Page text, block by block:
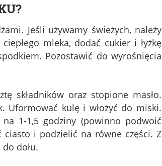
Jeśli używamy świeżych, należy
mleka, dodać cukier i łyżkę
Pozostawić do wyrośnięcia
składników oraz stopione masło.
Uformować kulę i włożyć do miski.
1-1,5 godziny (powinno podwoić
ciasto i podzielić na równe części. Z
dołu.